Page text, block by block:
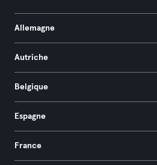
Allemagne
Autriche
Belgique
Espagne
France